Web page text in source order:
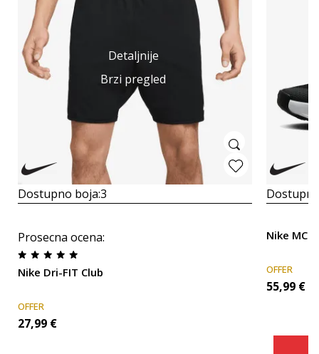
Detaljnije
Brzi pregled
Dostupno boja:3
Prosecna ocena:
Nike Dri-FIT Club
OFFER
27,99 €
Nike MC
OFFER
55,99 €